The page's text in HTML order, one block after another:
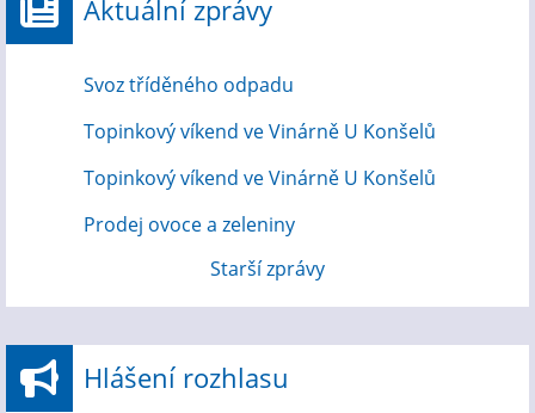
Aktuální zprávy
Svoz tříděného odpadu
Topinkový víkend ve Vinárně U Konšelů
Topinkový víkend ve Vinárně U Konšelů
Prodej ovoce a zeleniny
Starší zprávy
Hlášení rozhlasu